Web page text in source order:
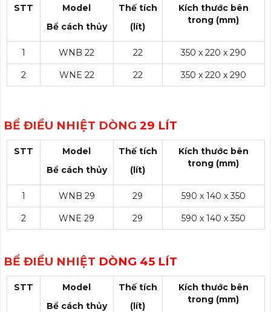
STT
Model
Bể cách thủy
Thế tích
(lít)
Kích thước bên
trong (mm)
1 WNB 22 22 350 x 220 x 290
2 WNE 22 22 350 x 220 x 290
BỂ ĐIỀU NHIỆT DÒNG 29 LÍT
STT
Model
Bể cách thủy
Thế tích
(lít)
Kích thước bên
trong (mm)
1 WNB 29 29 590 x 140 x 350
2 WNE 29 29 590 x 140 x 350
BỂ ĐIỀU NHIỆT DÒNG 45 LÍT
STT
Model
Bể cách thủy
Thế tích
(lít)
Kích thước bên
trong (mm)